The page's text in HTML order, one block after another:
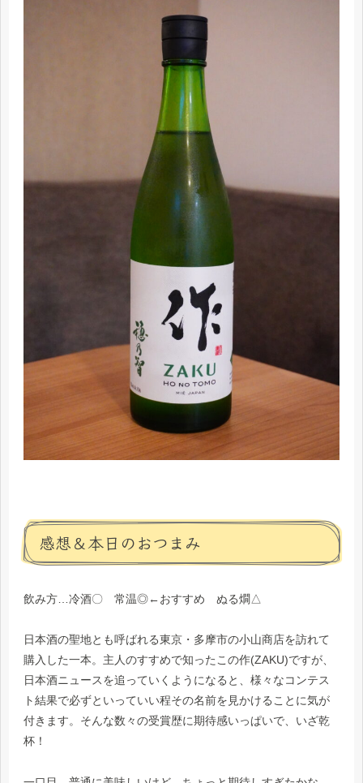
感想＆本日のおつまみ
飲み方…冷酒〇 常温◎←おすすめ ぬる燗△
日本酒の聖地とも呼ばれる東京・多摩市の小山商店を訪れて
購入した一本。主人のすすめで知ったこの作(ZAKU)ですが、
日本酒ニュースを追っていくようになると、様々なコンテス
ト結果で必ずといっていい程その名前を見かけることに気が
付きます。そんな数々の受賞歴に期待感いっぱいで、いざ乾
杯！